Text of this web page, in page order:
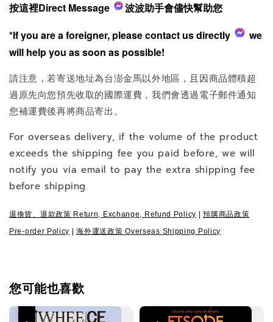
按這裡Direct Message
波波助手會儘快幫助您
*If you are a foreigner, please contact us directly
we
will help you as soon as possible!
請注意，若寄送地址為台澎金馬以外地區，且因商品體積超
過原先向您預先收取的國際運費，我們會透過電子郵件通知
您補運費後再將商品寄出。
For overseas delivery, if the volume of the product
exceeds the shipping fee you paid before, we will
notify you via email to pay the extra shipping fee
before shipping.
退換貨、退款政策 Return, Exchange, Refund Policy |預購商品政策
Pre-order Policy |海外運送政策 Overseas Shipping Policy
您可能也喜歡